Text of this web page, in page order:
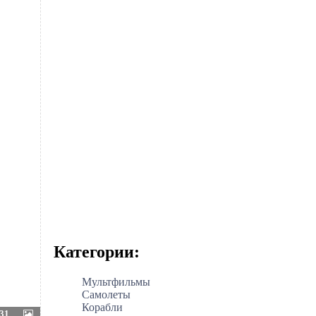
Категории:
Мультфильмы
Самолеты
Корабли